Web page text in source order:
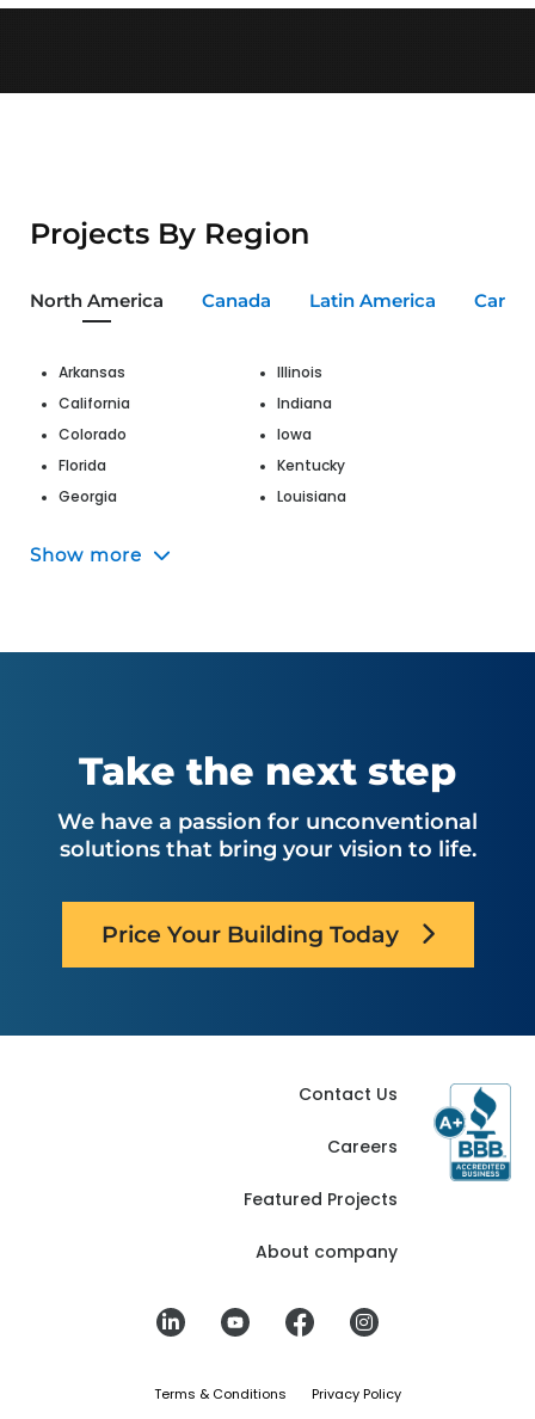
Projects By Region
North America Canada Latin America
Arkansas
California
Colorado
Florida
Georgia
Illinois
Indiana
Iowa
Kentucky
Louisiana
Maryland
Missouri
New York
Oregon
South Carolina
Texas
Virginia
West Virginia
Show more
Take the next step
We have a passion for unconventional
solutions that bring your vision to life.
Price Your Building Today
Contact Us
Careers
Featured Projects
About company
Terms & Conditions Privacy Policy